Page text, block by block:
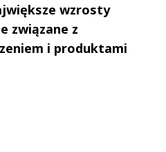
wzrosty
związane z
i produktami